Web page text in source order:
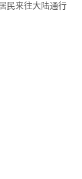
民来往大陆通行